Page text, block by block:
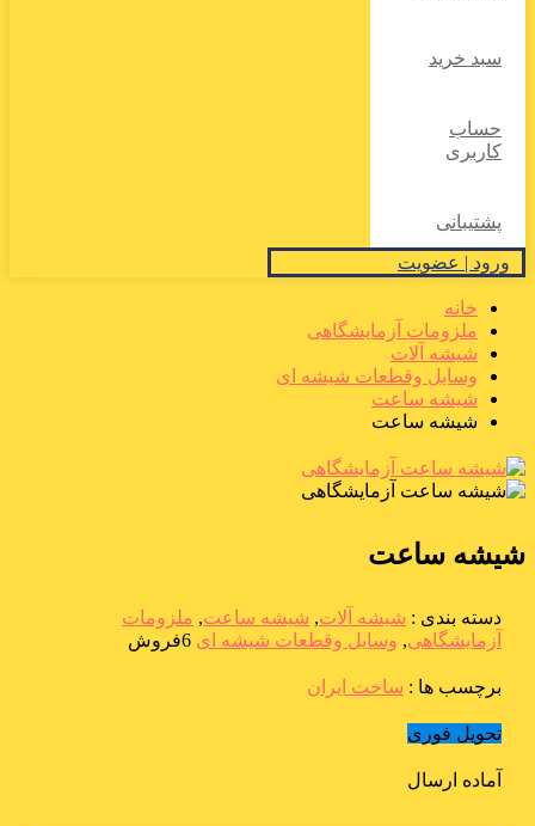
سبد خرید
حساب
کاربری
پشتیبانی
ورود | عضویت
خانه
ملزومات آزمایشگاهی
شیشه آلات
وسایل وقطعات شیشه ای
شیشه ساعت
شیشه ساعت
شیشه ساعت
دسته بندی : شیشه آلات, شیشه ساعت, ملزومات
آزمایشگاهی, وسایل وقطعات شیشه ای 6فروش
برچسب ها : ساخت ایران
تحویل فوری
آماده ارسال